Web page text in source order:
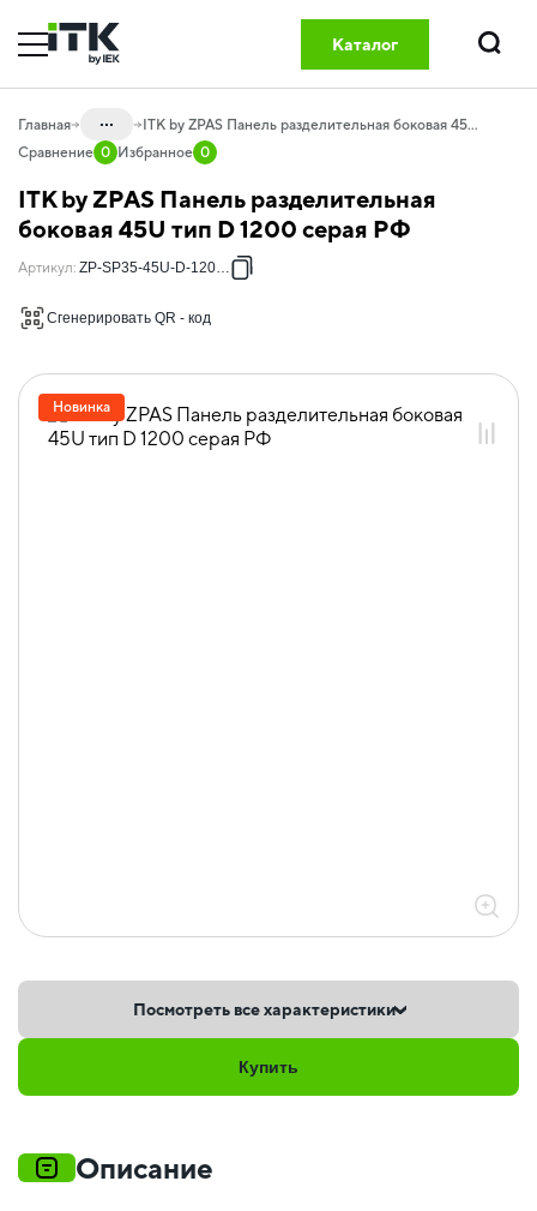
Каталог
Поиск
Главная ...
20.06 Комплексные решения DATA
GREEN
20.06.01 Шкафы и аксессуары
20.06.01.02.01 Боковые и
разделительные панели
ITK by ZPAS Панель разделительная боковая 45U тип D 1200 серая РФ
Сравнение 0 Избранное 0
ITK by ZPAS Панель разделительная
боковая 45U тип D 1200 серая РФ
Новинка
Артикул: ZP-SP35-45U-D-1200-R
Сгенерировать QR - код
Посмотреть все характеристики
Купить
Описание